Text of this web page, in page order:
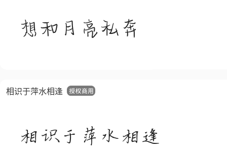
相识于萍水相逢